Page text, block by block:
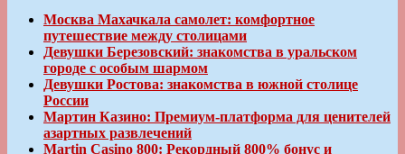
Москва Махачкала самолет: комфортное
путешествие между столицами
Девушки Березовский: знакомства в уральском
городе с особым шармом
Девушки Ростова: знакомства в южной столице
России
Мартин Казино: Премиум-платформа для ценителей
азартных развлечений
Martin Casino 800: Рекордный 800% бонус и